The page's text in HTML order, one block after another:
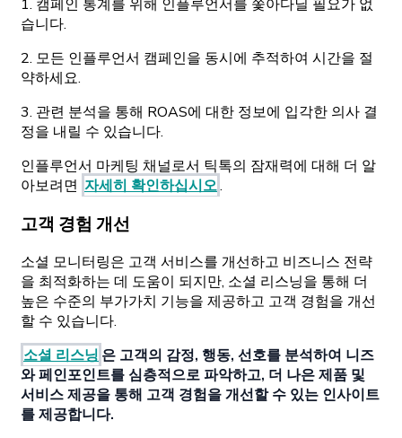
1. 캠페인 통계를 위해 인플루언서를 쫓아다닐 필요가 없
습니다.
2. 모든 인플루언서 캠페인을 동시에 추적하여 시간을 절
약하세요.
3. 관련 분석을 통해 ROAS에 대한 정보에 입각한 의사 결
정을 내릴 수 있습니다.
인플루언서 마케팅 채널로서 틱톡의 잠재력에 대해 더 알
아보려면 자세히 확인하십시오.
고객 경험 개선
소셜 모니터링은 고객 서비스를 개선하고 비즈니스 전략
을 최적화하는 데 도움이 되지만, 소셜 리스닝을 통해 더
높은 수준의 부가가치 기능을 제공하고 고객 경험을 개선
할 수 있습니다.
소셜 리스닝 은 고객의 감정, 행동, 선호를 분석하여 니즈
와 페인포인트를 심층적으로 파악하고, 더 나은 제품 및
서비스 제공을 통해 고객 경험을 개선할 수 있는 인사이트
를 제공합니다.